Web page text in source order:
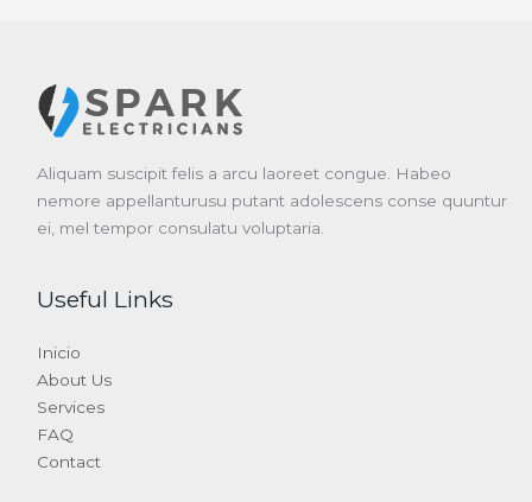
Aliquam suscipit felis a arcu laoreet congue. Habeo
nemore appellanturusu putant adolescens conse quuntur
ei, mel tempor consulatu voluptaria.
Useful Links
Inicio
About Us
Services
FAQ
Contact